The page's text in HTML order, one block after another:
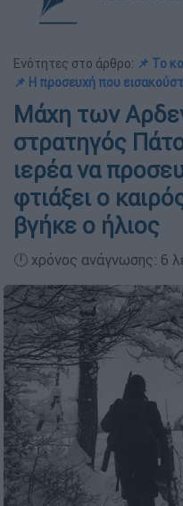
Ενότητες στο άρθρο: 📌 Το
📌 Η προσευχή που
Μάχη των
στρατηγός
ιερέα να
φτιάξει ο
βγήκε ο ήλιος
🕛 χρόνος ανάγνωσης: 6